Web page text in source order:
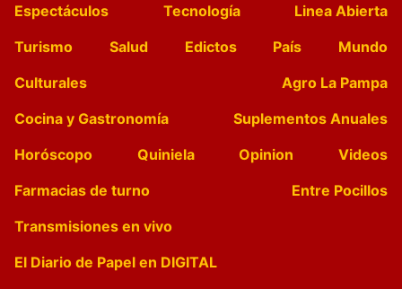
Espectáculos
Tecnología
Linea Abierta
Turismo
Salud Edictos País
Mundo
Culturales
Agro La Pampa
Cocina y Gastronomía
Suplementos Anuales
Horóscopo
Quiniela Opinion
Videos
Farmacias de turno
Entre Pocillos
Transmisiones en vivo
El Diario de Papel en DIGITAL